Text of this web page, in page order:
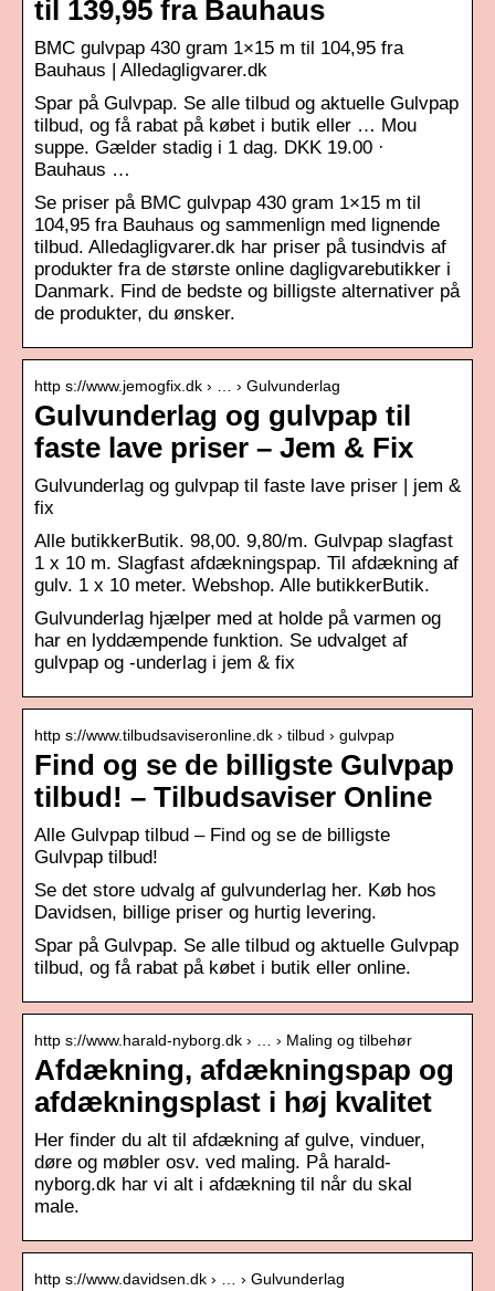
til 139,95 fra Bauhaus
BMC gulvpap 430 gram 1×15 m til 104,95 fra
Bauhaus | Alledagligvarer.dk
Spar på Gulvpap. Se alle tilbud og aktuelle Gulvpap
tilbud, og få rabat på købet i butik eller … Mou
suppe. Gælder stadig i 1 dag. DKK 19.00 ·
Bauhaus …
Se priser på BMC gulvpap 430 gram 1×15 m til
104,95 fra Bauhaus og sammenlign med lignende
tilbud. Alledagligvarer.dk har priser på tusindvis af
produkter fra de største online dagligvarebutikker i
Danmark. Find de bedste og billigste alternativer på
de produkter, du ønsker.
http s://www.jemogfix.dk › … › Gulvunderlag
Gulvunderlag og gulvpap til
faste lave priser – Jem & Fix
Gulvunderlag og gulvpap til faste lave priser | jem &
fix
Alle butikkerButik. 98,00. 9,80/m. Gulvpap slagfast
1 x 10 m. Slagfast afdækningspap. Til afdækning af
gulv. 1 x 10 meter. Webshop. Alle butikkerButik.
Gulvunderlag hjælper med at holde på varmen og
har en lyddæmpende funktion. Se udvalget af
gulvpap og -underlag i jem & fix
http s://www.tilbudsaviseronline.dk › tilbud › gulvpap
Find og se de billigste Gulvpap
tilbud! – Tilbudsaviser Online
Alle Gulvpap tilbud – Find og se de billigste
Gulvpap tilbud!
Se det store udvalg af gulvunderlag her. Køb hos
Davidsen, billige priser og hurtig levering.
Spar på Gulvpap. Se alle tilbud og aktuelle Gulvpap
tilbud, og få rabat på købet i butik eller online.
http s://www.harald-nyborg.dk › … › Maling og tilbehør
Afdækning, afdækningspap og
afdækningsplast i høj kvalitet
Her finder du alt til afdækning af gulve, vinduer,
døre og møbler osv. ved maling. På harald-
nyborg.dk har vi alt i afdækning til når du skal
male.
http s://www.davidsen.dk › … › Gulvunderlag